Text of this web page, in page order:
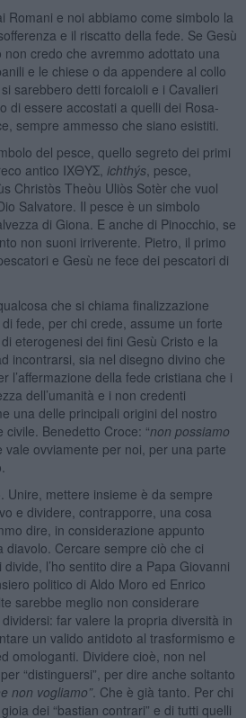
Romani e noi abbiamo come simbolo la
e il riscatto della fede. Se Gesù
credo che avremmo adottato una
e le chiese o da appendere al collo
sarebbero detti forcaioli e i Cavalieri
di essere accostati a quelli dei Rosa-
sempre ammesso che siano esistiti.
del pesce, quello segreto dei primi
antico ΙΧΘΥΣ, ichthýs, pesce,
Christòs Theòu Uliòs Sotèr che vuol
Salvatore. Il pesce è un simbolo
di Giona. E anche di Pinocchio, se
non suoni irriverente. Pietro, il primo
e Gesù ne fece dei pescatori di
che si chiama finalizzazione
fede, per chi crede, assume un forte
eterogenesi dei fini Gesù Cristo e la
incontrarsi, sia nel disegno divino che
l’affermazione della fede cristiana che i
dell’umanità e i non credenti
una delle principali origini del nostro
Benedetto Croce: “non possiamo
vale ovviamente per noi, per una parte
Unire, mettere insieme è da sempre
e dividere, contrapporre, una cosa
dire, in considerazione appunto
diavolo. Cercare sempre ciò che ci
l’ho sentito dire a Papa Giovanni
politico di Aldo Moro ed Enrico
sarebbe meglio non considerare
far valere la propria diversità in
un valido antidoto al trasformismo e
omologanti. Dividere cioè, non nel
“distinguersi”, per dire anche soltanto
non vogliamo”. Che è già tanto. Per chi
dei “bastian contrari” e di tutti quelli